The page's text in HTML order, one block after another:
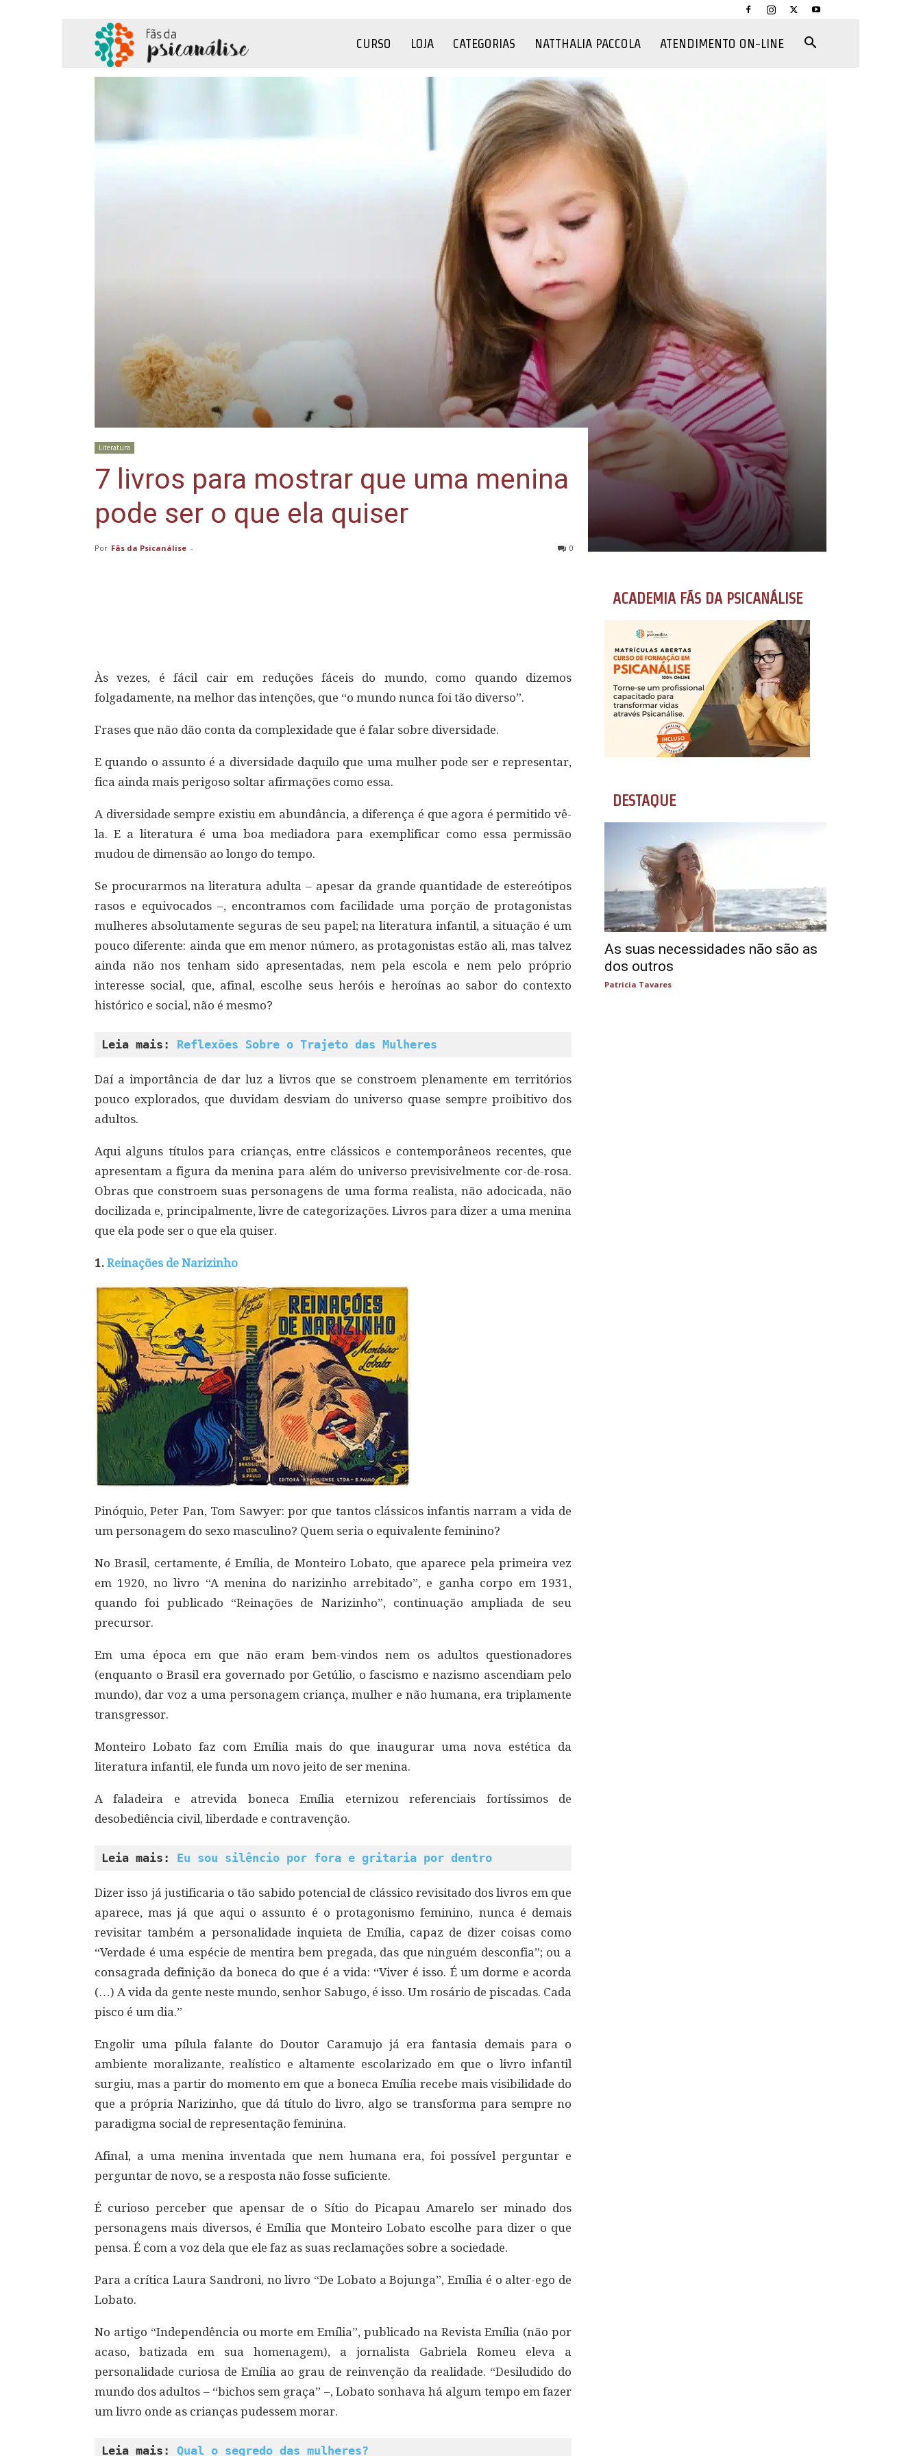
Psicanálise
CURSO LOJA CATEGORIAS NATTHALIA PACCOLA ATENDIMENTO ON-LINE
Literatura
7 livros para mostrar que uma menina
pode ser o que ela quiser
Por Fãs da Psicanálise - 0
Às vezes, é fácil cair em reduções fáceis do mundo, como quando dizemos
folgadamente, na melhor das intenções, que “o mundo nunca foi tão diverso”.
Frases que não dão conta da complexidade que é falar sobre diversidade.
E quando o assunto é a diversidade daquilo que uma mulher pode ser e representar,
fica ainda mais perigoso soltar afirmações como essa.
A diversidade sempre existiu em abundância, a diferença é que agora é permitido vê-
la. E a literatura é uma boa mediadora para exemplificar como essa permissão
mudou de dimensão ao longo do tempo.
Se procurarmos na literatura adulta – apesar da grande quantidade de estereótipos
rasos e equivocados –, encontramos com facilidade uma porção de protagonistas
mulheres absolutamente seguras de seu papel; na literatura infantil, a situação é um
pouco diferente: ainda que em menor número, as protagonistas estão ali, mas talvez
ainda não nos tenham sido apresentadas, nem pela escola e nem pelo próprio
interesse social, que, afinal, escolhe seus heróis e heroínas ao sabor do contexto
histórico e social, não é mesmo?
Leia mais: Reflexões Sobre o Trajeto das Mulheres
Daí a importância de dar luz a livros que se constroem plenamente em territórios
pouco explorados, que duvidam desviam do universo quase sempre proibitivo dos
adultos.
Aqui alguns títulos para crianças, entre clássicos e contemporâneos recentes, que
apresentam a figura da menina para além do universo previsivelmente cor-de-rosa.
Obras que constroem suas personagens de uma forma realista, não adocicada, não
docilizada e, principalmente, livre de categorizações. Livros para dizer a uma menina
que ela pode ser o que ela quiser.
1. Reinações de Narizinho
Pinóquio, Peter Pan, Tom Sawyer: por que tantos clássicos infantis narram a vida de
um personagem do sexo masculino? Quem seria o equivalente feminino?
No Brasil, certamente, é Emília, de Monteiro Lobato, que aparece pela primeira vez
em 1920, no livro “A menina do narizinho arrebitado”, e ganha corpo em 1931,
quando foi publicado “Reinações de Narizinho”, continuação ampliada de seu
precursor.
Em uma época em que não eram bem-vindos nem os adultos questionadores
(enquanto o Brasil era governado por Getúlio, o fascismo e nazismo ascendiam pelo
mundo), dar voz a uma personagem criança, mulher e não humana, era triplamente
transgressor.
Monteiro Lobato faz com Emília mais do que inaugurar uma nova estética da
literatura infantil, ele funda um novo jeito de ser menina.
A faladeira e atrevida boneca Emília eternizou referenciais fortíssimos de
desobediência civil, liberdade e contravenção.
Leia mais: Eu sou silêncio por fora e gritaria por dentro
Dizer isso já justificaria o tão sabido potencial de clássico revisitado dos livros em que
aparece, mas já que aqui o assunto é o protagonismo feminino, nunca é demais
revisitar também a personalidade inquieta de Emília, capaz de dizer coisas como
“Verdade é uma espécie de mentira bem pregada, das que ninguém desconfia”; ou a
consagrada definição da boneca do que é a vida: “Viver é isso. É um dorme e acorda
(…) A vida da gente neste mundo, senhor Sabugo, é isso. Um rosário de piscadas. Cada
pisco é um dia.”
Engolir uma pílula falante do Doutor Caramujo já era fantasia demais para o
ambiente moralizante, realístico e altamente escolarizado em que o livro infantil
surgiu, mas a partir do momento em que a boneca Emília recebe mais visibilidade do
que a própria Narizinho, que dá título do livro, algo se transforma para sempre no
paradigma social de representação feminina.
Afinal, a uma menina inventada que nem humana era, foi possível perguntar e
perguntar de novo, se a resposta não fosse suficiente.
É curioso perceber que apensar de o Sítio do Picapau Amarelo ser minado dos
personagens mais diversos, é Emília que Monteiro Lobato escolhe para dizer o que
pensa. É com a voz dela que ele faz as suas reclamações sobre a sociedade.
Para a crítica Laura Sandroni, no livro “De Lobato a Bojunga”, Emília é o alter-ego de
Lobato.
No artigo “Independência ou morte em Emília”, publicado na Revista Emília (não por
acaso, batizada em sua homenagem), a jornalista Gabriela Romeu eleva a
personalidade curiosa de Emília ao grau de reinvenção da realidade. “Desiludido do
mundo dos adultos – “bichos sem graça” –, Lobato sonhava há algum tempo em fazer
um livro onde as crianças pudessem morar.
Leia mais: Qual o segredo das mulheres?
ACADEMIA FÃS DA PSICANÁLISE
DESTAQUE
As suas necessidades não são as
dos outros
Patricia Tavares